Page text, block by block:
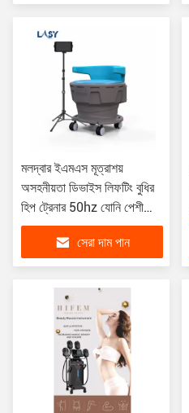
মলদ্বার ইএমএস মূত্রাশয়
অসহনীয়তা ডিভাইস লিফটিং বুধির
হিপ ট্রেনার 50hz যোনি পেশী
উদ্দীপক
সেরা দাম পান